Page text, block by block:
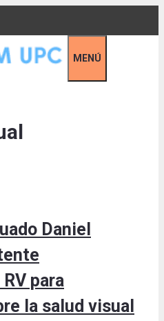
MENÚ
Daniel
para
la salud visual